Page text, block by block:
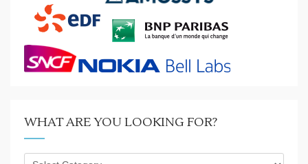
WHAT ARE YOU LOOKING FOR?
What